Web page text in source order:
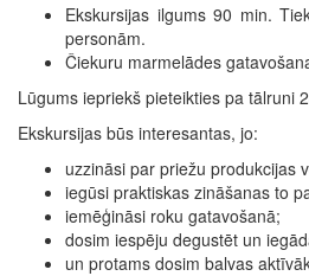
Ekskursijas ilgums 90 min.
personām.
Čiekuru marmelādes
Lūgums iepriekš pieteikties pa tālruni
Ekskursijas būs interesantas, jo:
uzzināsi par priežu produkcijas
iegūsi praktiskas zināšanas to
iemēģināsi roku gatavošanā;
dosim iespēju degustēt un
un protams dosim balvas